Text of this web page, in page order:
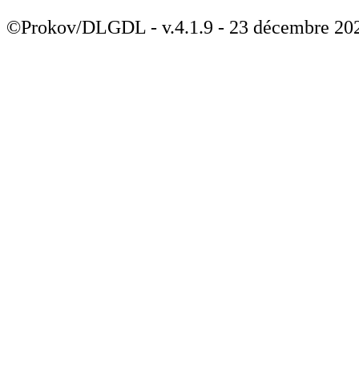
©Prokov/DLGDL - v.4.1.9 - 23 décembre